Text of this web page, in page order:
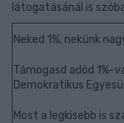
látogatásánál is
Neked 1%, nekünk
Támogasd adód 1%-
Demokratikus
Most a legkisebb is